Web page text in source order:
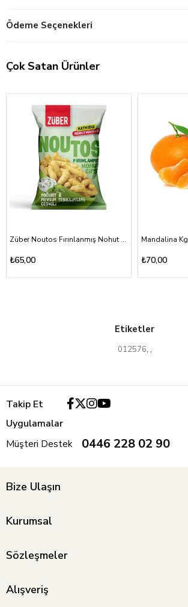
Ödeme Seçenekleri
Çok Satan Ürünler
Züber Noutos Fırınlanmış Nohut Cipsi Yoğurt Mevsim Yeşillikleri 55gr
₺65,00
Mandalina Kg
₺70,00
Etiketler
012576, ,
Takip Et
Uygulamalar
Müşteri Destek
0446 228 02 90
Bize Ulaşın
Kurumsal
Sözleşmeler
Alışveriş